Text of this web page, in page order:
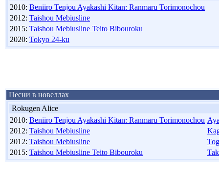
2010: Beniiro Tenjou Ayakashi Kitan: Ranmaru Torimonochou
2012: Taishou Mebiusline
2015: Taishou Mebiusline Teito Bibouroku
2020: Tokyo 24-ku
Песни в новеллах
Rokugen Alice
2010: Beniiro Tenjou Ayakashi Kitan: Ranmaru Torimonochou
2012: Taishou Mebiusline
2012: Taishou Mebiusline
2015: Taishou Mebiusline Teito Bibouroku